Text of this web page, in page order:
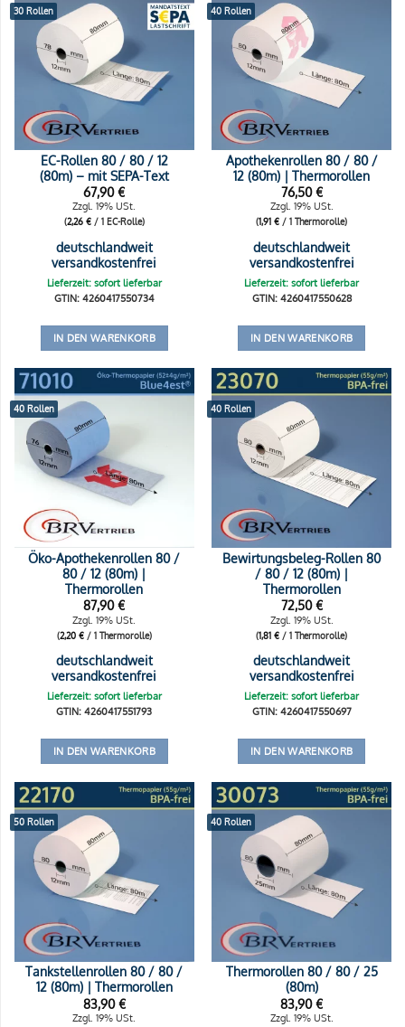
30 Rollen
EC-Rollen 80 / 80 / 12
(80m) – mit SEPA-Text
67,90€
Zzgl. 19% USt.
(2,26 €/ 1 EC-Rolle)
deutschlandweit
versandkostenfrei
Lieferzeit: sofort lieferbar
GTIN: 4260417550734
IN DEN WARENKORB
40 Rollen
Apothekenrollen 80 / 80 /
12 (80m) | Thermorollen
76,50€
Zzgl. 19% USt.
(1,91€ / 1 Thermorolle)
deutschlandweit
versandkostenfrei
Lieferzeit: sofort lieferbar
GTIN: 4260417550628
IN DEN WARENKORB
40 Rollen
Öko-Apothekenrollen 80 /
80 / 12 (80m) |
Thermorollen
87,90€
Zzgl. 19% USt.
(2,20 €/ 1 Thermorolle)
deutschlandweit
versandkostenfrei
Lieferzeit: sofort lieferbar
GTIN: 4260417551793
IN DEN WARENKORB
40 Rollen
Bewirtungsbeleg-Rollen 80
/ 80 / 12 (80m) |
Thermorollen
72,50€
Zzgl. 19% USt.
(1,81€ / 1 Thermorolle)
deutschlandweit
versandkostenfrei
Lieferzeit: sofort lieferbar
GTIN: 4260417550697
IN DEN WARENKORB
50 Rollen
Tankstellenrollen 80 / 80 /
12 (80m) | Thermorollen
83,90€
Zzgl. 19% USt.
40 Rollen
Thermorollen 80 / 80 / 25
(80m)
83,90€
Zzgl. 19% USt.